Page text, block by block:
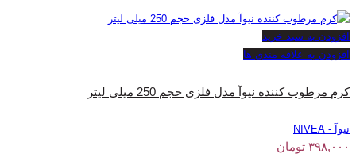
افزودن به سبد خرید
افزودن به علاقه مندی ها
کرم مرطوب کننده نیوآ مدل فلزی حجم 250 میلی لیتر
نیوآ - NIVEA
۳۹۸,۰۰۰ تومان